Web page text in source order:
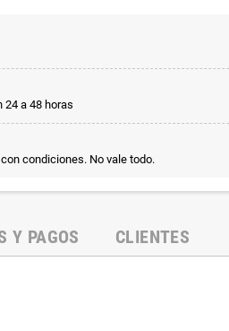
24 a 48 horas
condiciones. No vale todo.
Y PAGOS CLIENTES